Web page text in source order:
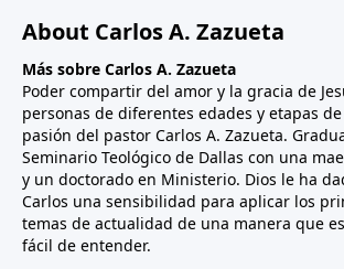
About Carlos A. Zazueta
Más sobre Carlos A. Zazueta
Poder compartir del amor y la gracia de
personas de diferentes edades y etapas
pasión del pastor Carlos A. Zazueta.
Seminario Teológico de Dallas con una
y un doctorado en Ministerio. Dios le ha
Carlos una sensibilidad para aplicar los
temas de actualidad de una manera que
fácil de entender.